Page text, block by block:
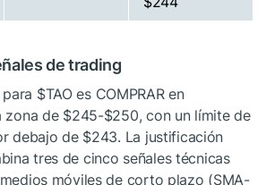
de trading
$TAOes COMPRAR en
zona de $245-$250, con un límite de
debajo de $243. La justificación
tres de cinco señales técnicas
móviles de corto plazo (SMA-